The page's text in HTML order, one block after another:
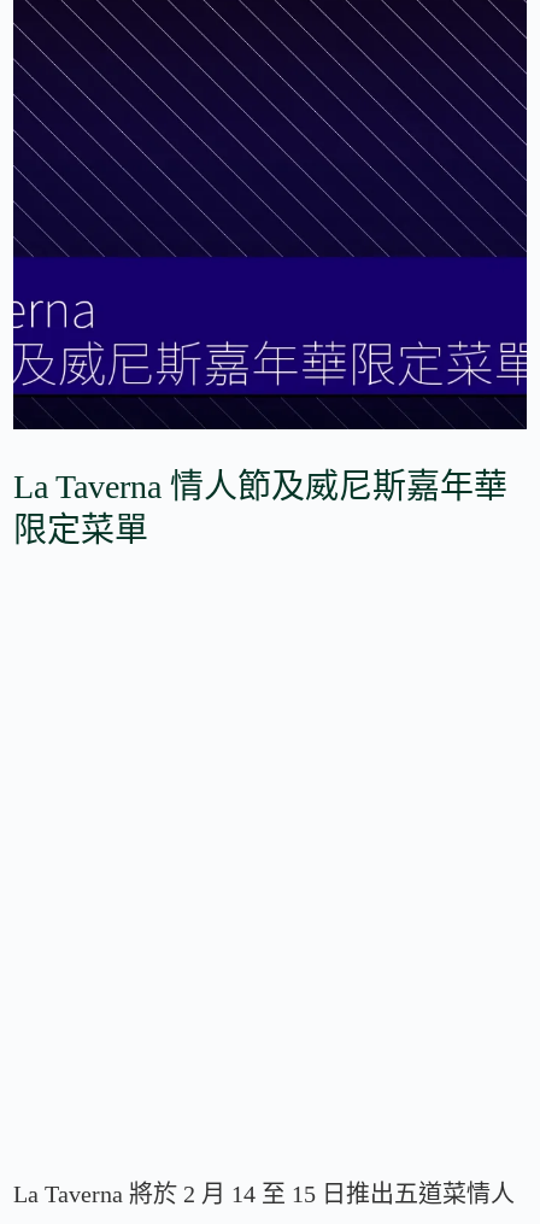
La Taverna 情人節及威尼斯嘉年華
限定菜單
La Taverna 將於 2 月 14 至 15 日推出五道菜情人